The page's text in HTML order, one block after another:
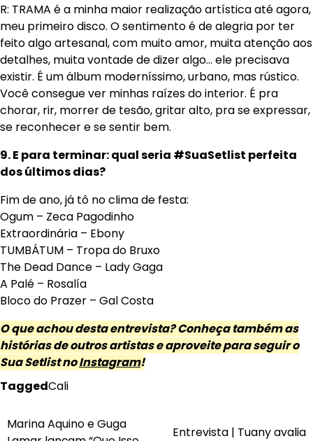
R: TRAMA é a minha maior realização artística até agora,
meu primeiro disco. O sentimento é de alegria por ter
feito algo artesanal, com muito amor, muita atenção aos
detalhes, muita vontade de dizer algo… ele precisava
existir. É um álbum moderníssimo, urbano, mas rústico.
Você consegue ver minhas raízes do interior. É pra
chorar, rir, morrer de tesão, gritar alto, pra se expressar,
se reconhecer e se sentir bem.
9. E para terminar: qual seria #SuaSetlist perfeita
dos últimos dias?
Fim de ano, já tô no clima de festa:
Ogum – Zeca Pagodinho
Extraordinária – Ebony
TUMBÁTUM – Tropa do Bruxo
The Dead Dance – Lady Gaga
A Palé – Rosalía
Bloco do Prazer – Gal Costa
O que achou desta entrevista? Conheça também as
histórias de outros artistas e aproveite para seguir o
Sua Setlist noInstagram!
TaggedCali
Navegação
Marina Aquino e Guga
Entrevista | Tuany avalia